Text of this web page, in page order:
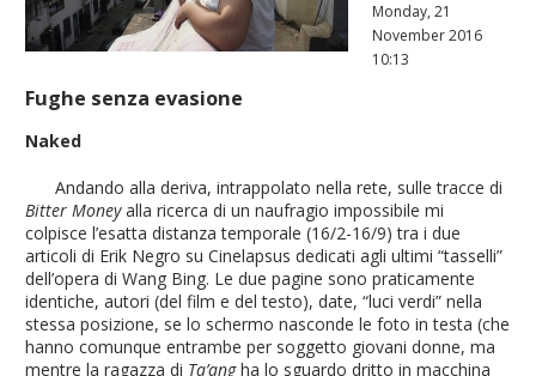
Monday, 21
November 2016
10:13
Fughe senza evasione
Naked
Andando alla deriva, intrappolato nella rete, sulle tracce di
Bitter Moneyalla ricerca di un naufragio impossibile mi
colpisce l’esatta distanza temporale (16/2-16/9) tra i due
articoli di Erik Negro su Cinelapsus dedicati agli ultimi “tasselli”
dell’opera di Wang Bing. Le due pagine sono praticamente
identiche, autori (del film e del testo), date, “luci verdi” nella
stessa posizione, se lo schermo nasconde le foto in testa (che
hanno comunque entrambe per soggetto giovani donne, ma
mentre la ragazza di Ta’angha lo sguardo dritto in macchina